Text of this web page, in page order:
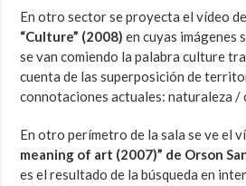
En otro sector se proyecta el vídeo
“Culture” (2008) en cuyas imágenes
se van comiendo la palabra culture
cuenta de las superposición de
connotaciones actuales: naturaleza /
En otro perímetro de la sala se ve el
meaning of art (2007)” de Orson
es el resultado de la búsqueda en